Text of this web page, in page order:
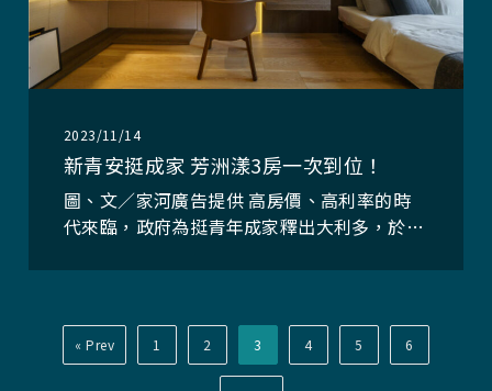
2023/11/14
新青安挺成家 芳洲漾3房一次到位！
圖、文／家河廣告提供 高房價、高利率的時
代來臨，政府為挺青年成家釋出大利多，於
家房貸」專案！號稱「市場上最優惠房貸」，
來前5年利息單月不到1萬5。把租房的
Prev 1 2 3 4 5 6